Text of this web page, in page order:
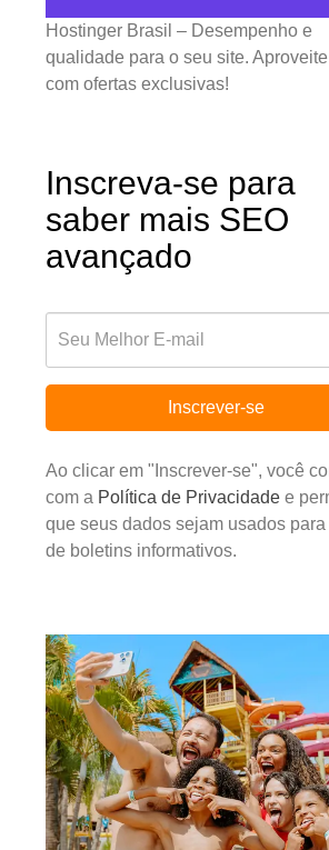
Hostinger Brasil – Desempenho e
qualidade para o seu site.
com ofertas exclusivas!
Inscreva-se para
saber mais SEO
avançado
Inscrever-se
Ao clicar em "Inscrever-se", você
com a Política de Privacidade e
que seus dados sejam usados
de boletins informativos.